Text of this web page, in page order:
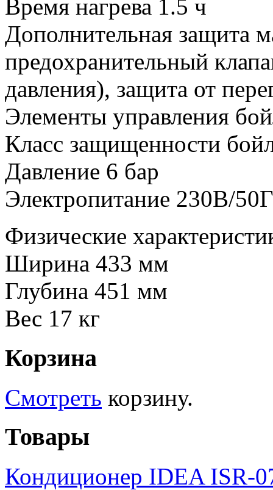
Время нагрева 1.5 ч
Дополнительная защита
предохранительный
давления), защита от
Элементы управления
Класс защищенности
Давление 6 бар
Электропитание 230В/
Физические
Ширина 433 мм
Глубина 451 мм
Вес 17 кг
Корзина
Смотреть корзину.
Товары
Кондиционер IDEA ISR-